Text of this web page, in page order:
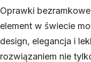
Oprawki
element w świecie
design, elegancja i
rozwiązaniem nie